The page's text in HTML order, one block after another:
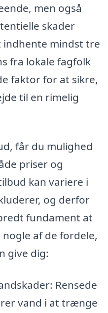
men også
skader
indhente mindst tre
fra lokale fagfolk
faktor for at sikre,
til en rimelig
får du mulighed
priser og
kan variere i
og derfor
fundament at
af de fordele,
give dig:
Rensede
vand i at trænge